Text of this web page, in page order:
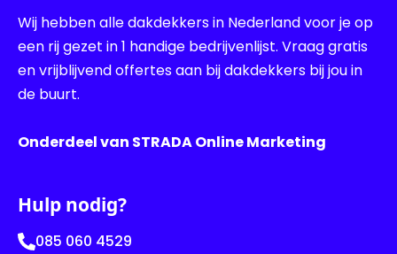
Wij hebben alle dakdekkers in Nederland voor je op
een rij gezet in 1 handige bedrijvenlijst. Vraag gratis
en vrijblijvend offertes aan bij dakdekkers bij jou in
de buurt.
Onderdeel van STRADA Online Marketing
Hulp nodig?
085 060 4529